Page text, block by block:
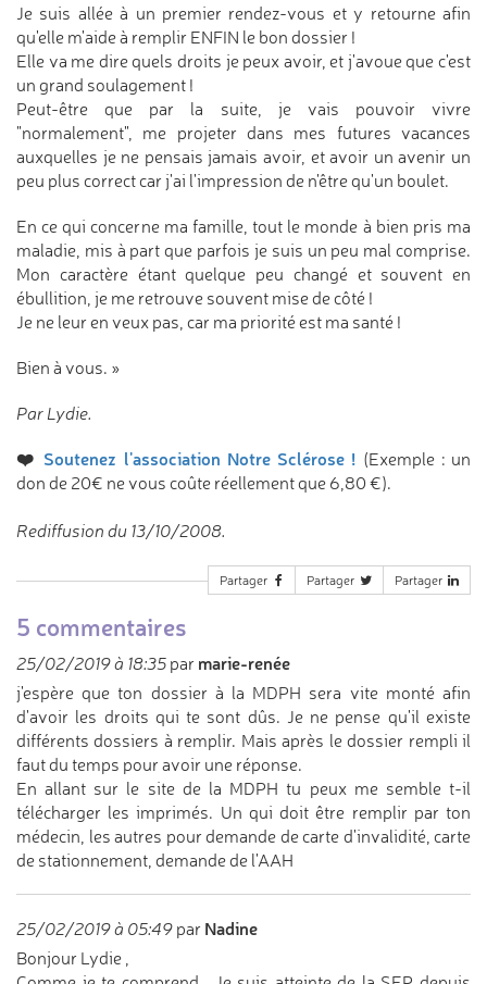
Je suis allée à un premier rendez-vous et y retourne afin
qu'elle m'aide à remplir ENFIN le bon dossier !
Elle va me dire quels droits je peux avoir, et j'avoue que c'est
un grand soulagement !
Peut-être que par la suite, je vais pouvoir vivre
"normalement", me projeter dans mes futures vacances
auxquelles je ne pensais jamais avoir, et avoir un avenir un
peu plus correct car j'ai l'impression de n'être qu'un boulet.
En ce qui concerne ma famille, tout le monde à bien pris ma
maladie, mis à part que parfois je suis un peu mal comprise.
Mon caractère étant quelque peu changé et souvent en
ébullition, je me retrouve souvent mise de côté !
Je ne leur en veux pas, car ma priorité est ma santé !
Bien à vous. »
Par Lydie.
❤️ Soutenez l'association Notre Sclérose ! (Exemple : un
don de 20€ ne vous coûte réellement que 6,80 €).
Rediffusion du 13/10/2008.
Partager Partager Partager
5 commentaires
25/02/2019 à 18:35 par marie-renée
j'espère que ton dossier à la MDPH sera vite monté afin
d'avoir les droits qui te sont dûs. Je ne pense qu'il existe
différents dossiers à remplir. Mais après le dossier rempli il
faut du temps pour avoir une réponse.
En allant sur le site de la MDPH tu peux me semble t-il
télécharger les imprimés. Un qui doit être remplir par ton
médecin, les autres pour demande de carte d'invalidité, carte
de stationnement, demande de l'AAH
25/02/2019 à 05:49 par Nadine
Bonjour Lydie ,